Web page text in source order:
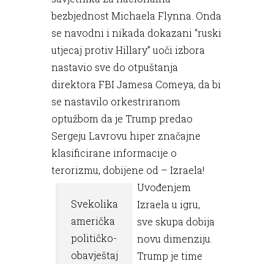
bezbjednost Michaela Flynna. Onda
se navodni i nikada dokazani “ruski
utjecaj protiv Hillary” uoči izbora
nastavio sve do otpuštanja
direktora FBI Jamesa Comeya, da bi
se nastavilo orkestriranom
optužbom da je Trump predao
Sergeju Lavrovu hiper značajne
klasificirane informacije o
terorizmu, dobijene od – Izraela!
Svekolika
američka
političko-
obavještaj
Uvođenjem
Izraela u igru,
sve skupa dobija
novu dimenziju.
Trump je time